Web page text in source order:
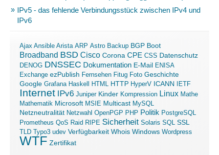
IPv5 - das fehlende Verbindungsstück zwischen IPv4 und
IPv6
Ajax Ansible Arista ARP Astro Backup BGP Boot
Broadband BSD Cisco Corona CPE CSS Datenschutz
DENOG DNSSEC Dokumentation E-Mail ENISA
Exchange ezPublish Fernsehen Fitug Foto Geschichte
Google Grafana Haskell HTML HTTP HyperV ICANN IETF
Internet IPv6 Juniper Kinder Kompression Linux Mathe
Mathematik Microsoft MSIE Multicast MySQL
Netzneutralität Netzwahl OpenPGP PHP Politik PostgreSQL
Prometheus QoS Raid RIPE Sicherheit Solaris SQL SSL
TLD Typo3 udev Verfügbarkeit Whois Windows Wordpress
WTF Zertifikat